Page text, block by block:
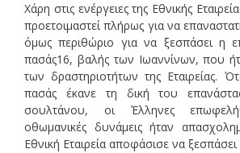
Χάρη στις ενέργειες της Εθνικής
προετοιμαστεί πλήρως για να
όμως περιθώριο για να ξεσπάσει η
πασάς16, βαλής των Ιωαννίνων, που
των δραστηριοτήτων της Εταιρείας.
πασάς έκανε τη δική του
σουλτάνου, οι Έλληνες
οθωμανικές δυνάμεις ήταν
Εθνική Εταιρεία αποφάσισε να